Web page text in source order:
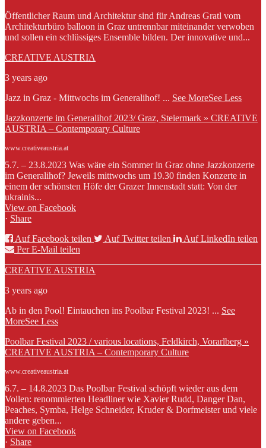
Öffentlicher Raum und Architektur sind für Andreas Gratl vom
Architekturbüro balloon in Graz untrennbar miteinander verwoben
und sollen ein schlüssiges Ensemble bilden. Der innovative und...
CREATIVE AUSTRIA
3 years ago
Jazz in Graz - Mittwochs im Generalihof! ... See MoreSee Less
Jazzkonzerte im Generalihof 2023/ Graz, Steiermark » CREATIVE
AUSTRIA – Contemporary Culture
www.creativeaustria.at
5.7. – 23.8.2023 Was wäre ein Sommer in Graz ohne Jazzkonzerte
im Generalihof? Jeweils mittwochs um 19.30 finden Konzerte in
einem der schönsten Höfe der Grazer Innenstadt statt: Von der
ukrainis...
View on Facebook
· Share
Auf Facebook teilen
Auf Twitter teilen
Auf LinkedIn teilen
Per E-Mail teilen
CREATIVE AUSTRIA
3 years ago
Ab in den Pool! Eintauchen ins Poolbar Festival 2023! ... See
MoreSee Less
Poolbar Festival 2023 / various locations, Feldkirch, Vorarlberg »
CREATIVE AUSTRIA – Contemporary Culture
www.creativeaustria.at
6.7. – 14.8.2023 Das Poolbar Festival schöpft wieder aus dem
Vollen: renommierten Headliner wie Xavier Rudd, Danger Dan,
Peaches, Symba, Helge Schneider, Kruder & Dorfmeister und viele
andere geben...
View on Facebook
· Share